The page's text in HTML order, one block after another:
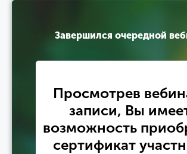
Завершился очередной
Просмотрев
записи, Вы
возможность
сертификат